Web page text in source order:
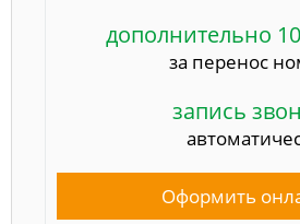
дополнительно
за перенос
запись
Оформить